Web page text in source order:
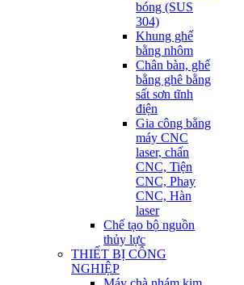
bóng (SUS
304)
Khung ghế
bằng nhôm
Chân bàn, ghế
bằng ghê bằng
sất sơn tĩnh
điện
Gia công bằng
máy CNC
laser, chấn
CNC, Tiện
CNC, Phay
CNC, Hàn
laser
Chế tạo bộ nguồn
thủy lực
THIẾT BỊ CÔNG
NGHIỆP